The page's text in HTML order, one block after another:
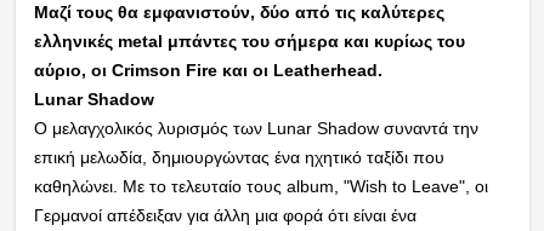
Μαζί τους θα εμφανιστούν, δύο από τις καλύτερες
ελληνικές metal μπάντες του σήμερα και κυρίως του
αύριο, οι Crimson Fire και οι Leatherhead.
Lunar Shadow
Ο μελαγχολικός λυρισμός των Lunar Shadow συναντά την
επική μελωδία, δημιουργώντας ένα ηχητικό ταξίδι που
καθηλώνει. Με το τελευταίο τους album, "Wish to Leave", οι
Γερμανοί απέδειξαν για άλλη μια φορά ότι είναι ένα